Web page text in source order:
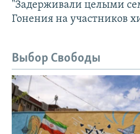
"Задерживали целыми
Гонения на участников
Выбор Свободы